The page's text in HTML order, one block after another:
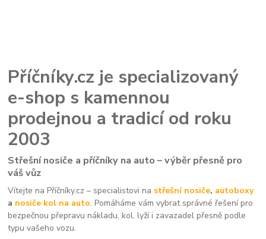
Příčníky.cz je specializovaný
e-shop s kamennou
prodejnou a tradicí od roku
2003
Střešní nosiče a příčníky na auto – výběr přesně pro
váš vůz
Vítejte na Příčníky.cz – specialistovi na střešní nosiče, autoboxy
a nosiče kol na auto. Pomáháme vám vybrat správné řešení pro
bezpečnou přepravu nákladu, kol, lyží i zavazadel přesně podle
typu vašeho vozu.